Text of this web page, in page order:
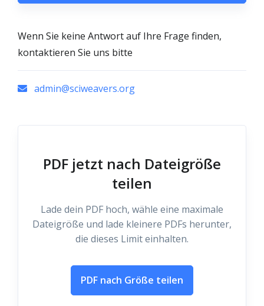
Wenn Sie keine Antwort auf Ihre Frage finden,
kontaktieren Sie uns bitte
admin@sciweavers.org
PDF jetzt nach Dateigröße
teilen
Lade dein PDF hoch, wähle eine maximale
Dateigröße und lade kleinere PDFs herunter,
die dieses Limit einhalten.
PDF nach Größe teilen